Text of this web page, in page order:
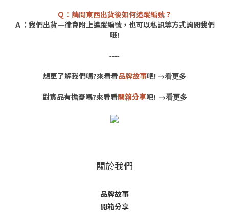
Ｑ：請問東西出貨後如何追蹤編號？
Ａ：我們出貨一律會附上追蹤編號，也可以私訊等方式詢問我們
哦!
----
想更了解我們嗎?來看看品牌故事吧! →看更多
對實品有擔憂嗎?來看看開箱分享吧! →看更多
關於我們
品牌故事
開箱分享